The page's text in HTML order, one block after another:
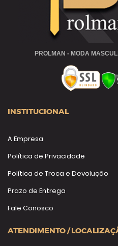
PROLMAN - MODA
INSTITUCIONAL
A Empresa
Política de Privacidade
Política de Troca e Devolução
Prazo de Entrega
Fale Conosco
ATENDIMENTO /